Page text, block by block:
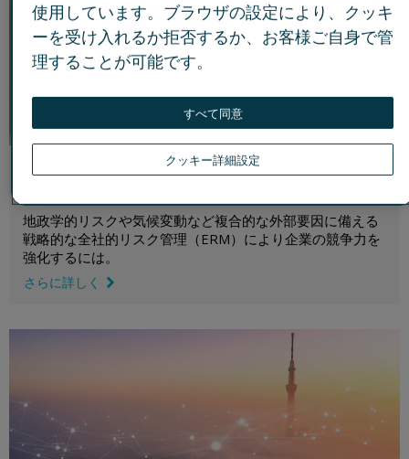
コントロール・リスクスが実現する​平時と有事をつな
地政学的リスクや気候変動など複合的な外部要因に備える
戦略的な全社的リスク管理（ERM）により企業の競争力を
強化するには。
さらに詳しく
使用しています。ブラウザの設定により、クッキ
ーを受け入れるか拒否するか、お客様ご自身で管
理することが可能です。
クッキー詳細設定
すべて同意